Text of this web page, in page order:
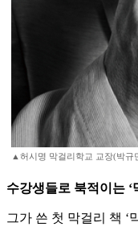
▲허시명 막걸리학교 교장(박규
수강생들로 북적이는 ‘
그가 쓴 첫 막걸리 책 ‘